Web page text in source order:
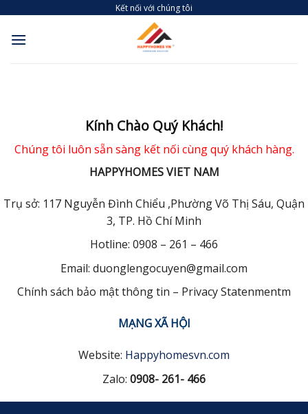
content
Kết nối với chúng tôi
Kính Chào Quý Khách!
Chúng tôi luôn sẵn sàng kết nối cùng quý khách hàng.
HAPPYHOMES VIET NAM
Trụ sở: 117 Nguyễn Đình Chiểu ,Phường Võ Thị Sáu, Quận
3, TP. Hồ Chí Minh
Hotline: 0908 – 261 – 466
Email: duonglengocuyen@gmail.com
Chính sách bảo mật thông tin – Privacy Statenmentm
MẠNG XÃ HỘI
Website: Happyhomesvn.com
Zalo: 0908- 261- 466